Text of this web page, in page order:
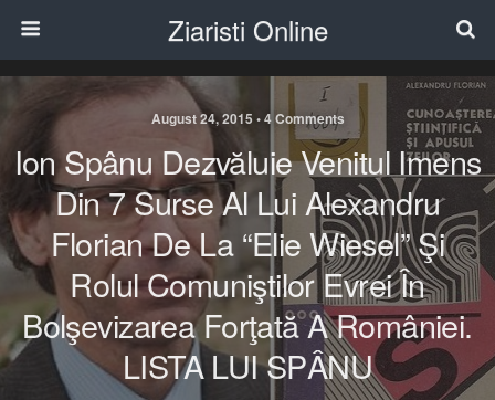
Ziaristi Online
August 24, 2015 • 4 Comments
Ion Spânu Dezvăluie Venitul Imens
Din 7 Surse Al Lui Alexandru
Florian De La “Elie Wiesel” Şi
Rolul Comuniştilor Evrei În
Bolşevizarea Forţată A României.
LISTA LUI SPÂNU